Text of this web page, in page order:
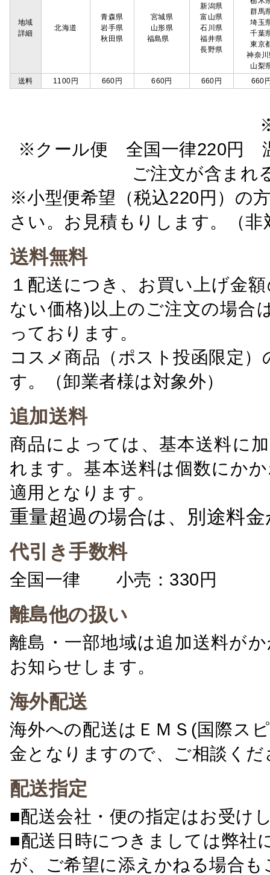
地域
詳細
北海道
青森県
岩手県
秋田県
宮城県
山形県
福島県
新潟県
富山県
石川県
福井県
長野県
群馬
埼玉
千葉
東京
神奈
山梨
送料
1100円 660円 660円 660円 660
※クール便 全国一律220円
ご注文が含ま
※小型便希望（税込220円）の
さい。お見積もりします。（非
送料無料
１配送につき、お買い上げ金
ない価格)以上のご注文の場合
っております。
コスメ商品（ポスト投函限定
す。（卸業者様は対象外）
追加送料
商品によっては、基本送料に
れます。基本送料は個数にか
適用となります。
重量超過の場合は、別途料
代引き手数料
全国一律 小売：330円 卸
離島他の扱い
離島・一部地域は追加送料が
お知らせします。
海外配送
海外への配送はＥＭＳ(国際ス
金となりますので、ご相談くだ
配送指定
■配送会社・便の指定はお受け
■配送日時につきましては弊社
が、ご希望に添えかねる場合